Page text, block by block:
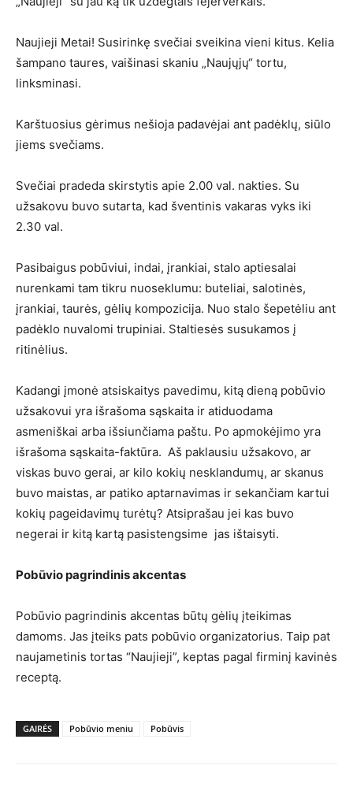
Naujieji Metai! Susirinkę svečiai sveikina vieni kitus. Kelia
šampano taures, vaišinasi skaniu „Naujųjų“ tortu,
linksminasi.
Karštuosius gėrimus nešioja padavėjai ant padėklų, siūlo
jiems svečiams.
Svečiai pradeda skirstytis apie 2.00 val. nakties. Su
užsakovu buvo sutarta, kad šventinis vakaras vyks iki
2.30 val.
Pasibaigus pobūviui, indai, įrankiai, stalo aptiesalai
nurenkami tam tikru nuoseklumu: buteliai, salotinės,
įrankiai, taurės, gėlių kompozicija. Nuo stalo šepetėliu ant
padėklo nuvalomi trupiniai. Staltiesės susukamos į
ritinėlius.
Kadangi įmonė atsiskaitys pavedimu, kitą dieną pobūvio
užsakovui yra išrašoma sąskaita ir atiduodama
asmeniškai arba išsiunčiama paštu. Po apmokėjimo yra
išrašoma sąskaita-faktūra. Aš paklausiu užsakovo, ar
viskas buvo gerai, ar kilo kokių nesklandumų, ar skanus
buvo maistas, ar patiko aptarnavimas ir sekančiam kartui
kokių pageidavimų turėtų? Atsiprašau jei kas buvo
negerai ir kitą kartą pasistengsime jas ištaisyti.
Pobūvio pagrindinis akcentas
Pobūvio pagrindinis akcentas būtų gėlių įteikimas
damoms. Jas įteiks pats pobūvio organizatorius. Taip pat
naujametinis tortas “Naujieji”, keptas pagal firminį kavinės
receptą.
GAIRĖS Pobūvio meniu Pobūvis